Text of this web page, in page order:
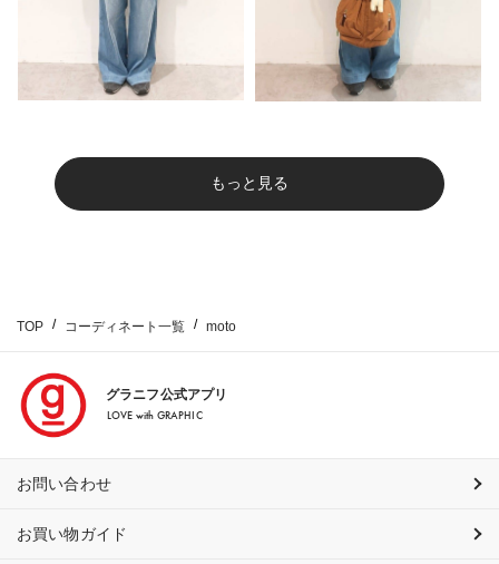
もっと見る
TOP コーディネート一覧 moto
グラニフ公式アプリ
LOVE with GRAPHIC
お問い合わせ
お買い物ガイド